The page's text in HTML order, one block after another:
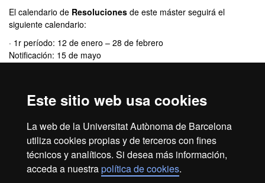
Este sitio web usa cookies
La web de la Universitat Autònoma de Barcelona
utiliza cookies propias y de terceros con fines
técnicos y analíticos. Si desea más información,
acceda a nuestrapolítica de cookies.
El calendario de Resoluciones de este máster seguirá el
siguiente calendario:
· 1r período: 12 de enero – 28 de febrero
Notificación: 15 de mayo
· Período extraordinario (siempre que haya disponibilidad de
Notificación: 8 de octubre